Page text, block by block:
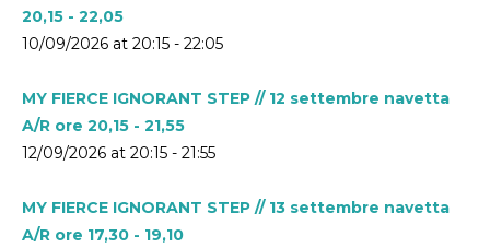
20,15 - 22,05
10/09/2026 at 20:15 - 22:05
MY FIERCE IGNORANT STEP // 12 settembre navetta
A/R ore 20,15 - 21,55
12/09/2026 at 20:15 - 21:55
MY FIERCE IGNORANT STEP // 13 settembre navetta
A/R ore 17,30 - 19,10